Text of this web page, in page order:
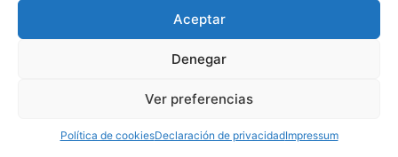
Aceptar
Denegar
Ver preferencias
Política de cookiesDeclaración de privacidadImpressum
910 607 564
derechos reservados